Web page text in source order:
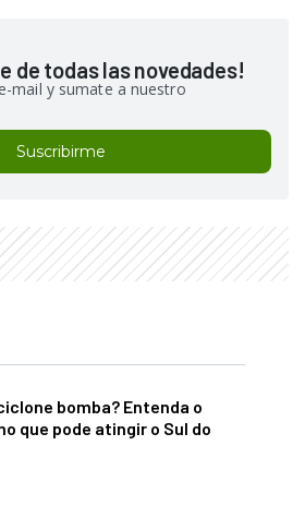
de todas las novedades!
mail y sumate a nuestro
Suscribirme
bomba? Entenda o
que pode atingir o Sul do